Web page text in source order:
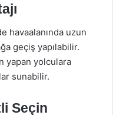
havaalanında uzun
geçiş yapılabilir.
yapan yolculara
sunabilir.
Seçin